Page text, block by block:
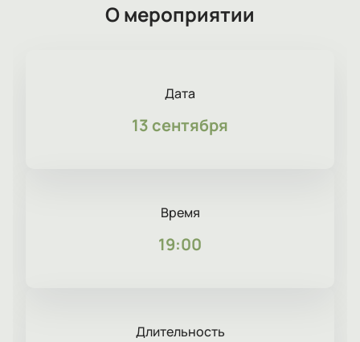
О мероприятии
Дата
13 сентября
Время
19:00
Длительность